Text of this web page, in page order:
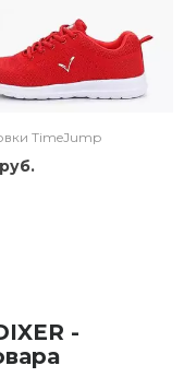
TimeJump
-